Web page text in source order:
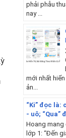
phải phẫu
nay ...
mới nhất
ản...
“Ki” đọc là:
- uô; “Qua”
Hoang mang
lớp 1: “Đến